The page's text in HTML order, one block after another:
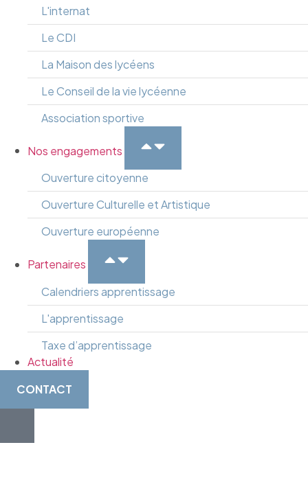
L'internat
Le CDI
La Maison des lycéens
Le Conseil de la vie lycéenne
Association sportive
Nos engagements
Ouverture citoyenne
Ouverture Culturelle et Artistique
Ouverture européenne
Partenaires
Calendriers apprentissage
L'apprentissage
Taxe d’apprentissage
Actualité
CONTACT